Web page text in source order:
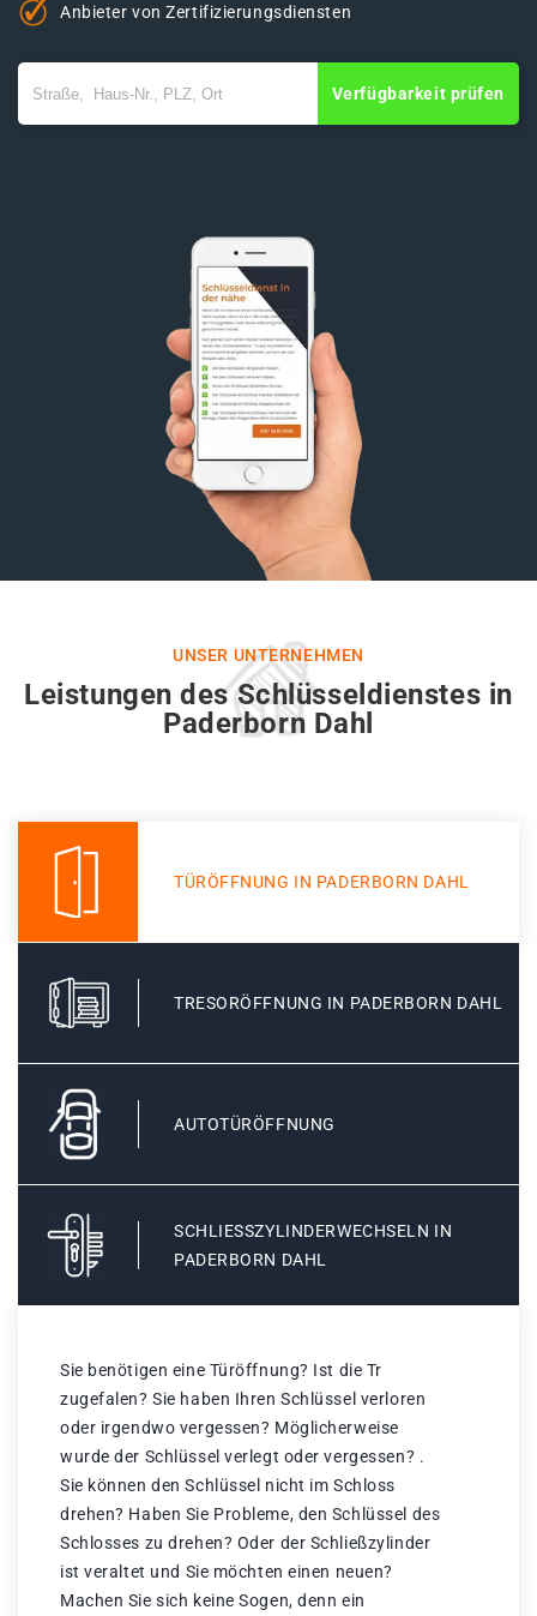
Anbieter von Zertifizierungsdiensten
Verfügbarkeit prüfen
UNSER UNTERNEHMEN
Leistungen des Schlüsseldienstes in
Paderborn Dahl
TÜRÖFFNUNG IN PADERBORN DAHL
TRESORÖFFNUNG IN PADERBORN DAHL
AUTOTÜRÖFFNUNG
SCHLIESSZYLINDERWECHSELN IN P
ADERBORN DAHL
Sie benötigen eine Türöffnung? Ist die Tr
zugefalen? Sie haben Ihren Schlüssel verloren
oder irgendwo vergessen? Möglicherweise
wurde der Schlüssel verlegt oder vergessen? .
Sie können den Schlüssel nicht im Schloss
drehen? Haben Sie Probleme, den Schlüssel des
Schlosses zu drehen? Oder der Schließzylinder
ist veraltet und Sie möchten einen neuen?
Machen Sie sich keine Sogen, denn ein